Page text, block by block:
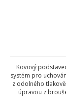
Kovový
systém pro
z odolného
úpravou z